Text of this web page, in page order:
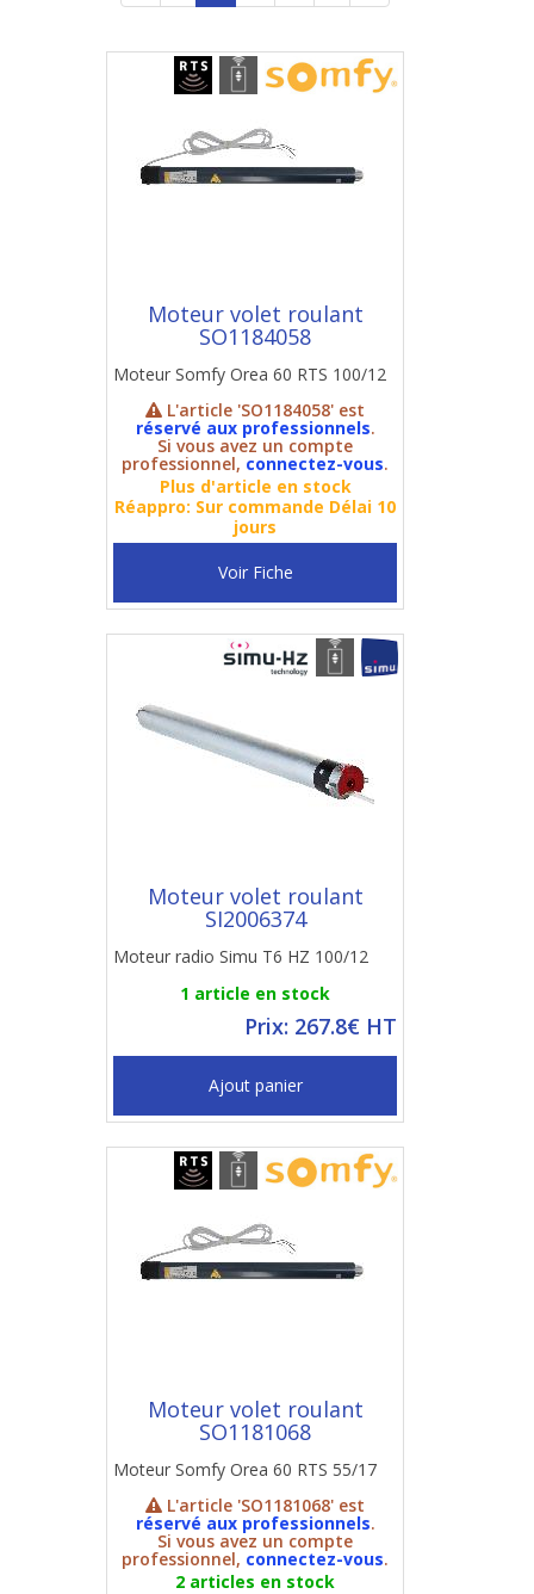
Moteur volet roulant
SO1184058
Moteur Somfy Orea 60 RTS 100/12
L'article 'SO1184058' est
réservé aux professionnels.
Si vous avez un compte
professionnel, connectez-vous.
Plus d'article en stock
Réappro: Sur commande Délai 10
jours
Voir Fiche
Moteur volet roulant
SI2006374
Moteur radio Simu T6 HZ 100/12
1 article en stock
Prix: 267.8€ HT
Ajout panier
Moteur volet roulant
SO1181068
Moteur Somfy Orea 60 RTS 55/17
L'article 'SO1181068' est
réservé aux professionnels.
Si vous avez un compte
professionnel, connectez-vous.
2 articles en stock